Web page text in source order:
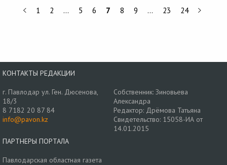
1 2 … 5 6 7 8 9 … 23 24
КОНТАКТЫ РЕДАКЦИИ
г. Павлодар ул. Ген. Дюсенова,
18/3
8 7182 20 87 84
info@pavon.kz
Собственник: Зиновьева
Александра
Редактор: Дрёмова Татьяна
Свидетельство: 15058-ИА от
14.01.2015
ПАРТНЕРЫ ПОРТАЛА
Павлодарская областная газета